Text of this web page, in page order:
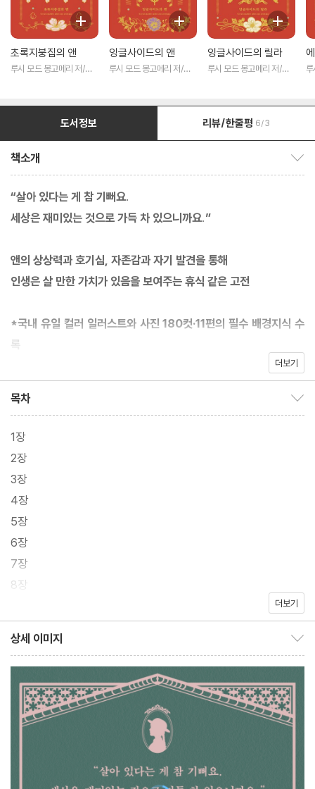
초록지붕집의 앤
루시 모드 몽고메리 저/유
잉글사이드의 앤
루시 모드 몽고메리 저/유
잉글사이드의 릴라
루시 모드 몽고메리 저/유
루
도서정보 리뷰/한줄평 6/3
책소개
“살아 있다는 게 참 기뻐요.
세상은 재미있는 것으로 가득 차 있으니까요.”
앤의 상상력과 호기심, 자존감과 자기 발견을 통해
인생은 살 만한 가치가 있음을 보여주는 휴식 같은 고전
*국내 유일 컬러 일러스트와 사진 180컷·11편의 필수 배경지식 수
록
*원문의 세밀한 묘사와 뉘앙스를 확실히 살린 기념비적 완역 전집
TV 애니메이션·넷플릭스 드라마 『빨간 머리 앤』 공식 원작 소설
앤의 10대부터 50대까지 일생을 담은 스토리 완결판
한 세기가 넘도록 전 세계 아이들에게 사랑받아왔고, 어른이 되어 다
시 읽으면 더욱 감동적인 ‘빨간 머리 앤’의 완결된 스토리가 새 시대
에 걸맞은 고품격 완역본 전집(전 8권)으로 출간되었다.
몽고메리의 소설 『빨간 머리 앤』은 서울대와 『타임』을 비롯한 주요
기관의 필독서 목록에 어김없이 들어 있으며, “주근깨 빼빼 마른 빨
간 머리 앤”으로 시작하는 동명의 애니메이션 주제가는 발표된 지 4
0여 년이 지난 지금도 사람들의 기억에 또렷이 남아 있다. 워낙 친근
한 이야기다 보니 모두가 한 번쯤 읽어봤다고 착각하지만, 앤의 팬임
메이션에서 본 인상적인 장면을 기억하는 경우가 대부분이다. ‘실수
로 중년 남매의 집에 입양된 고아 소녀의 좌충우돌 성장기’는 전체
내용 중 빙산의 일각일 뿐이며, 앤의 생애가 8권에 걸쳐 대하소설처
럼 펼쳐진다는 사실을 아는 사람은 드물다.
더보기
목차
1장
2장
3장
4장
5장
6장
7장
8장
11장
12장
13장
14장
더보기
상세 이미지